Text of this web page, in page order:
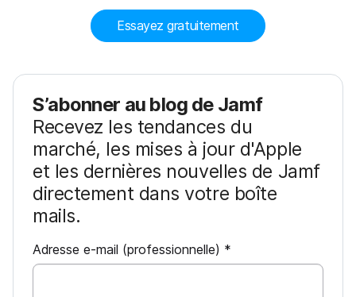
Essayez gratuitement
S’abonner au blog de Jamf
Recevez les tendances du
marché, les mises à jour d'Apple
et les dernières nouvelles de Jamf
directement dans votre boîte
mails.
Adresse e-mail (professionnelle) *O
b